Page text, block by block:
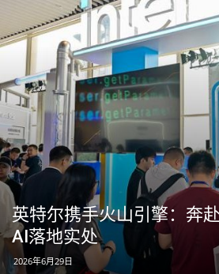
英特尔携手火山引擎：奔
AI落地实处
2026年6月29日